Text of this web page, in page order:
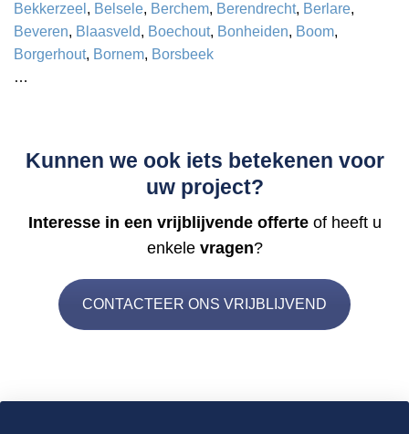
Bekkerzeel , Belsele, Berchem, Berendrecht, Berlare,
Beveren, Blaasveld, Boechout, Bonheiden, Boom,
Borgerhout, Bornem, Borsbeek
…
Kunnen we ook iets betekenen voor
uw project?
Interesse in een vrijblijvende offerte of heeft u
enkelevragen?
CONTACTEER ONS VRIJBLIJVEND